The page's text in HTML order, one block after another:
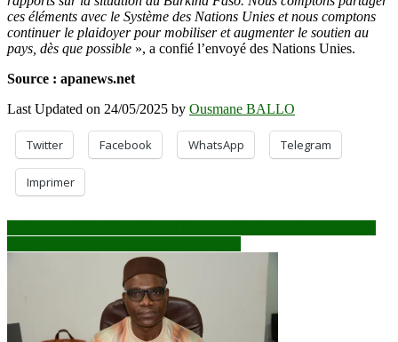
ces éléments avec le Système des Nations Unies et nous comptons
continuer le plaidoyer pour mobiliser et augmenter le soutien au
pays, dès que possible », a confié l’envoyé des Nations Unies.
Source : apanews.net
Last Updated on 24/05/2025 by Ousmane BALLO
Twitter Facebook WhatsApp Telegram
Imprimer
Navigation
de